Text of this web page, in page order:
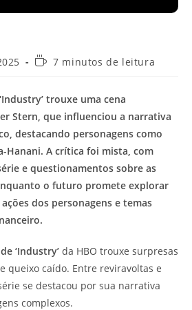
Tempo7 minutos de leitura
trouxe uma cena
Stern, que influenciou a narrativa
destacando personagens como
Hanani. A crítica foi mista, com
e questionamentos sobre as
o futuro promete explorar
dos personagens e temas
‘Industry’ da HBO trouxe surpresas
queixo caído. Entre reviravoltas e
se destacou por sua narrativa
complexos.